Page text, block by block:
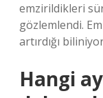
emzirildikleri
gözlemlendi.
artırdığı
Hangi